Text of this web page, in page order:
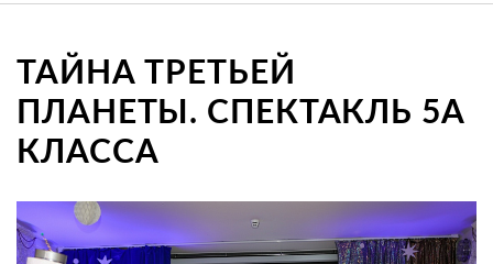
ТАЙНА ТРЕТЬЕЙ
ПЛАНЕТЫ. СПЕКТАКЛЬ 5А
КЛАССА